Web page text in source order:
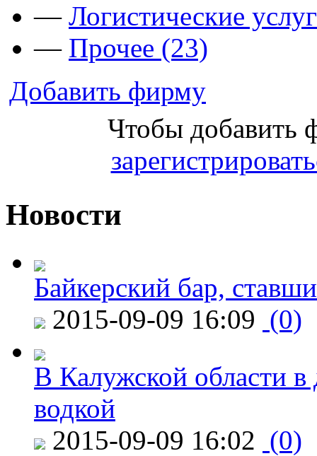
— Логистические
— Прочее (23)
Добавить фирму
Чтобы добавить
Новости
Байкерский бар,
2015-09-09 16:09 (0)
В Калужской области в
водкой
2015-09-09 16:02 (0)